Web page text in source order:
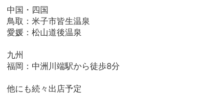
中国・四国
鳥取：米子市皆生温泉
愛媛：松山道後温泉
九州
福岡：中洲川端駅から徒歩8分
他にも続々出店予定